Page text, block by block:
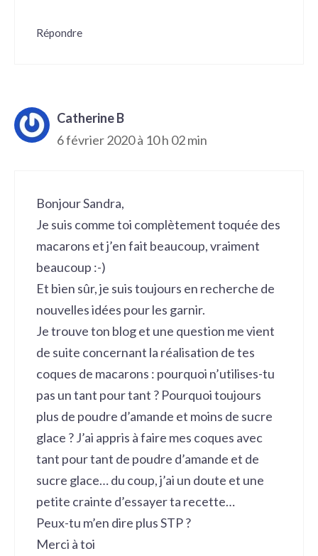
Répondre
Catherine B
6 février 2020 à 10 h 02 min
Bonjour Sandra,
Je suis comme toi complètement toquée des
macarons et j’en fait beaucoup, vraiment
beaucoup :-)
Et bien sûr, je suis toujours en recherche de
nouvelles idées pour les garnir.
Je trouve ton blog et une question me vient
de suite concernant la réalisation de tes
coques de macarons : pourquoi n’utilises-tu
pas un tant pour tant ? Pourquoi toujours
plus de poudre d’amande et moins de sucre
glace ? J’ai appris à faire mes coques avec
tant pour tant de poudre d’amande et de
sucre glace… du coup, j’ai un doute et une
petite crainte d’essayer ta recette…
Peux-tu m’en dire plus STP ?
Merci à toi